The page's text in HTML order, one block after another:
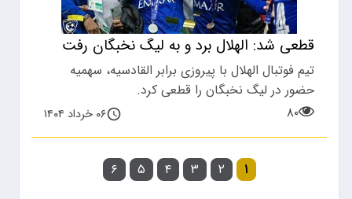
قطعی شد: الهلال برد و به لیگ نخبگان رفت
تیم فوتبال الهلال با پیروزی برابر القادسیه، سهمیه
حضور در لیگ نخبگان را قطعی کرد.
۸۰
۰۶ خرداد ۱۴۰۴
۱ ۲ ۳ ۴ ۵ ۶